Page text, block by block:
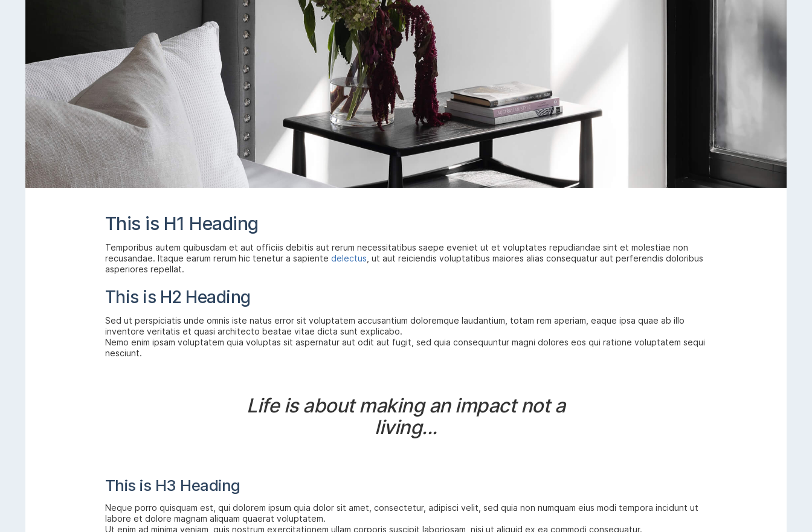
This is H1 Heading
Temporibus autem quibusdam et aut officiis debitis aut rerum necessitatibus saepe eveniet ut et voluptates repudiandae sint et molestiae non
recusandae. Itaque earum rerum hic tenetur a sapiente delectus , ut aut reiciendis voluptatibus maiores alias consequatur aut perferendis doloribus
asperiores repellat.
This is H2 Heading
Sed ut perspiciatis unde omnis iste natus error sit voluptatem accusantium doloremque laudantium, totam rem aperiam, eaque ipsa quae ab illo
inventore veritatis et quasi architecto beatae vitae dicta sunt explicabo.
Nemo enim ipsam voluptatem quia voluptas sit aspernatur aut odit aut fugit, sed quia consequuntur magni dolores eos qui ratione voluptatem sequi
nesciunt.
Life is about making an impact not a
living...
This is H3 Heading
Neque porro quisquam est, qui dolorem ipsum quia dolor sit amet, consectetur, adipisci velit, sed quia non numquam eius modi tempora incidunt ut
labore et dolore magnam aliquam quaerat voluptatem.
Ut enim ad minima veniam, quis nostrum exercitationem ullam corporis suscipit laboriosam, nisi ut aliquid ex ea commodi consequatur.